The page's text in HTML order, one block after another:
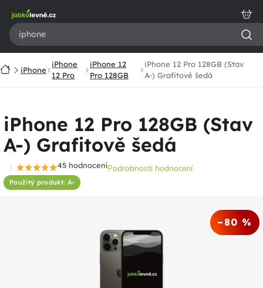
obsah
DomůiPhone
iPhone
12 Pro
iPhone 12
Pro 128GB
iPhone 12 Pro 128GB (Stav
A-) Grafitově šedá
iPhone 12 Pro 128GB (Stav
A-) Grafitově šedá
Použitý produkt: A-
Průměrné
hodnocení
45 hodnoceníPodrobnosti hodnocení
–80 %